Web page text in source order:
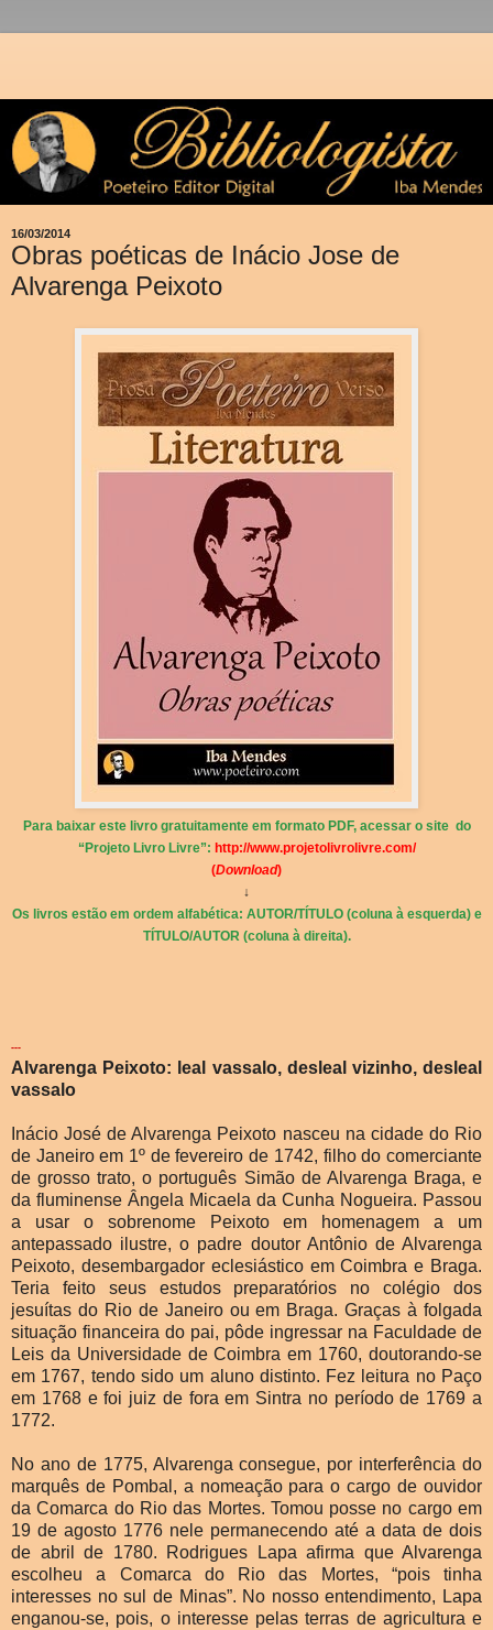
16/03/2014
Obras poéticas de Inácio Jose de
Alvarenga Peixoto
Para baixar este livro gratuitamente em formato PDF, acessar o site do
“Projeto Livro Livre”: http://www.projetolivrolivre.com/
(Download)
↓
Os livros estão em ordem alfabética: AUTOR/TÍTULO (coluna à esquerda) e
TÍTULO/AUTOR (coluna à direita).
---
Alvarenga Peixoto: leal vassalo, desleal vizinho, desleal
vassalo
Inácio José de Alvarenga Peixoto nasceu na cidade do Rio
de Janeiro em 1º de fevereiro de 1742, filho do comerciante
de grosso trato, o português Simão de Alvarenga Braga, e
da fluminense Ângela Micaela da Cunha Nogueira. Passou
a usar o sobrenome Peixoto em homenagem a um
antepassado ilustre, o padre doutor Antônio de Alvarenga
Peixoto, desembargador eclesiástico em Coimbra e Braga.
Teria feito seus estudos preparatórios no colégio dos
jesuítas do Rio de Janeiro ou em Braga. Graças à folgada
situação financeira do pai, pôde ingressar na Faculdade de
Leis da Universidade de Coimbra em 1760, doutorando-se
em 1767, tendo sido um aluno distinto. Fez leitura no Paço
em 1768 e foi juiz de fora em Sintra no período de 1769 a
1772.
No ano de 1775, Alvarenga consegue, por interferência do
marquês de Pombal, a nomeação para o cargo de ouvidor
da Comarca do Rio das Mortes. Tomou posse no cargo em
19 de agosto 1776 nele permanecendo até a data de dois
de abril de 1780. Rodrigues Lapa afirma que Alvarenga
escolheu a Comarca do Rio das Mortes, “pois tinha
interesses no sul de Minas”. No nosso entendimento, Lapa
enganou-se, pois, o interesse pelas terras de agricultura e